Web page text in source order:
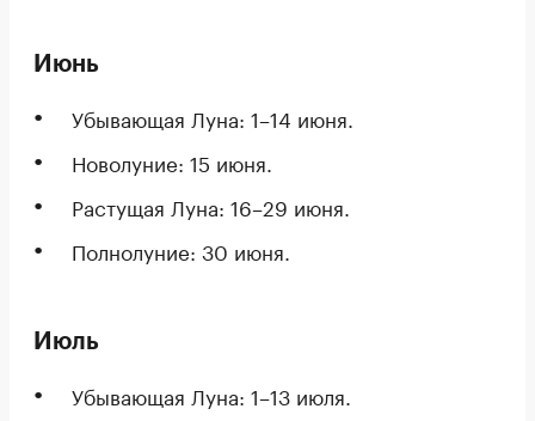
Июнь
Убывающая Луна: 1–14 июня.
Новолуние: 15 июня.
Растущая Луна: 16–29 июня.
Полнолуние: 30 июня.
Июль
Убывающая Луна: 1–13 июля.